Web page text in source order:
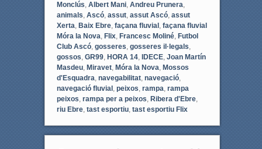
Monclús, Albert Mani, Andreu Prunera,
animals, Ascó, assut, assut Ascó, assut
Xerta, Baix Ebre, façana fluvial , façana fluvial
Móra la Nova, Flix, Francesc Moliné, Futbol
Club Ascó, gosseres, gosseres il·legals,
gossos, GR99, HORA 14, IDECE, Joan Martín
Masdeu, Miravet, Móra la Nova, Mossos
d'Esquadra, navegabilitat, navegació,
navegació fluvial , peixos, rampa, rampa
peixos, rampa per a peixos, Ribera d'Ebre,
riu Ebre, tast esportiu, tast esportiu Flix